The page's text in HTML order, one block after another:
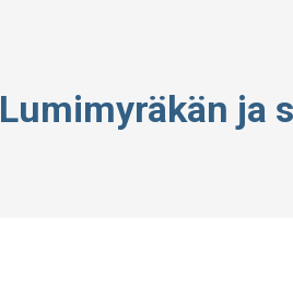
Lumimyräkän ja